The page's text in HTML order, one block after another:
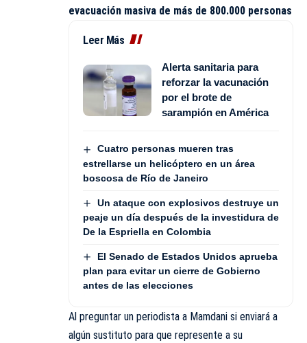
evacuación masiva de más de 800.000 personas
Leer Más
Alerta sanitaria para
reforzar la vacunación
por el brote de
sarampión en América
Cuatro personas mueren tras
estrellarse un helicóptero en un área
boscosa de Río de Janeiro
Un ataque con explosivos destruye un
peaje un día después de la investidura de
De la Espriella en Colombia
El Senado de Estados Unidos aprueba
plan para evitar un cierre de Gobierno
antes de las elecciones
Al preguntar un periodista a Mamdani si enviará a
algún sustituto para que represente a su